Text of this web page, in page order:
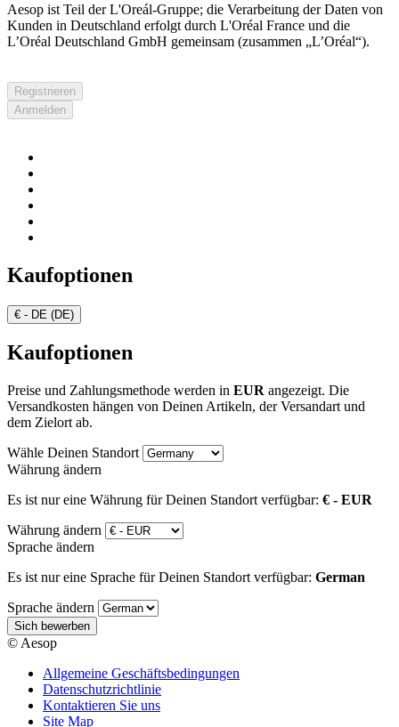
Aesop ist Teil der L'Oreál-Gruppe; die Verarbeitung der Daten von
Kunden in Deutschland erfolgt durch L'Oréal France und die
L’Oréal Deutschland GmbH gemeinsam (zusammen „L’Oréal“).
Registrieren
Anmelden
Kaufoptionen
€ - DE (DE)
Kaufoptionen
Preise und Zahlungsmethode werden in EUR angezeigt. Die
Versandkosten hängen von Deinen Artikeln, der Versandart und
dem Zielort ab.
Wähle Deinen Standort
Währung ändern
Es ist nur eine Währung für Deinen Standort verfügbar: € - EUR
Währung ändern
Sprache ändern
Es ist nur eine Sprache für Deinen Standort verfügbar: German
Sprache ändern
Sich bewerben
© Aesop
Allgemeine Geschäftsbedingungen
Datenschutzrichtlinie
Kontaktieren Sie uns
Site Map